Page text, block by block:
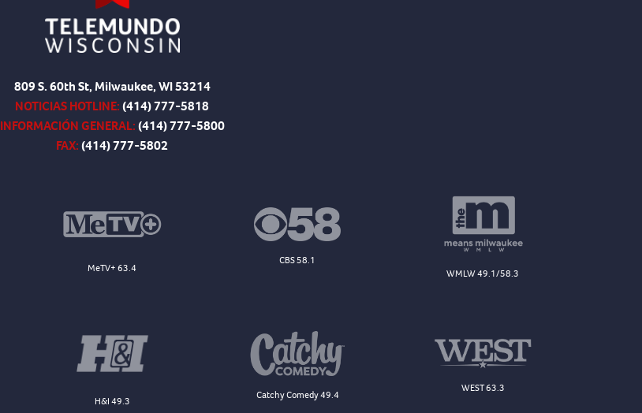
809 S. 60th St, Milwaukee, WI 53214
NOTICIAS HOTLINE:(414) 777-5818
INFORMACIÓN GENERAL:(414) 777-5800
FAX:(414) 777-5802
MeTV+ 63.4
CBS 58.1
WMLW 49.1/58.3
H&I 49.3
Catchy Comedy 49.4
WEST 63.3